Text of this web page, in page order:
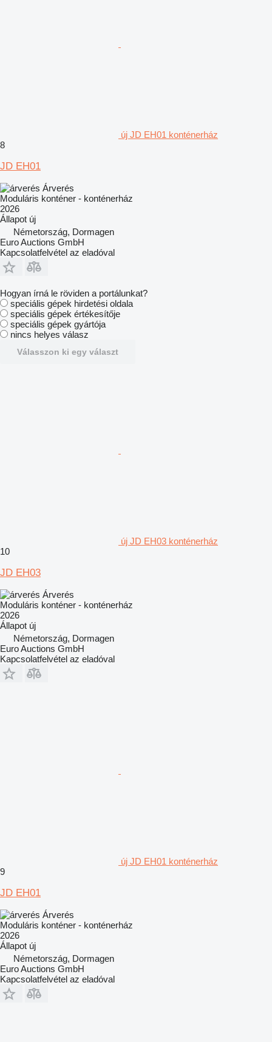
új JD EH01 konténerház
8
JD EH01
Árverés
Moduláris konténer - konténerház
2026
Állapot új
Németország, Dormagen
Euro Auctions GmbH
Kapcsolatfelvétel az eladóval
Hogyan írná le röviden a portálunkat?
speciális gépek hirdetési oldala
speciális gépek értékesítője
speciális gépek gyártója
nincs helyes válasz
Válasszon ki egy választ
új JD EH03 konténerház
10
JD EH03
Árverés
Moduláris konténer - konténerház
2026
Állapot új
Németország, Dormagen
Euro Auctions GmbH
Kapcsolatfelvétel az eladóval
új JD EH01 konténerház
9
JD EH01
Árverés
Moduláris konténer - konténerház
2026
Állapot új
Németország, Dormagen
Euro Auctions GmbH
Kapcsolatfelvétel az eladóval